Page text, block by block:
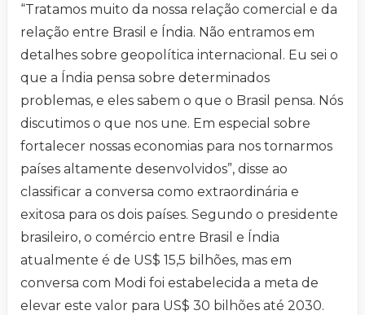
“Tratamos muito da nossa relação comercial e da
relação entre Brasil e Índia. Não entramos em
detalhes sobre geopolítica internacional. Eu sei o
que a Índia pensa sobre determinados
problemas, e eles sabem o que o Brasil pensa. Nós
discutimos o que nos une. Em especial sobre
fortalecer nossas economias para nos tornarmos
países altamente desenvolvidos”, disse ao
classificar a conversa como extraordinária e
exitosa para os dois países. Segundo o presidente
brasileiro, o comércio entre Brasil e Índia
atualmente é de US$ 15,5 bilhões, mas em
conversa com Modi foi estabelecida a meta de
elevar este valor para US$ 30 bilhões até 2030.